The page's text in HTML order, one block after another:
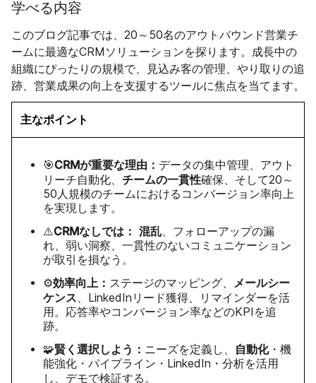
学べる内容
このブログ記事では、20～50名のアウトバウンド営業チ
ームに最適なCRMソリューションを探ります。成長中の
組織にぴったりの規模で、見込み客の管理、やり取りの追
跡、営業成果の向上を支援するツールに焦点を当てます。
主なポイント
🎯CRMが重要な理由： データの集中管理、アウト
リーチ自動化、 チームの一貫性確保、そして20～
50人規模のチームにおけるコンバージョン率向上
を実現します。
⚠️CRMなしでは： 混乱 、フォローアップの漏
れ、弱い洞察、一貫性のないコミュニケーション
が取引を損なう。
⚙️効率向上： ステージのマッピング、
メールシー
ケンス 、LinkedInリード獲得、リマインダーを活
用。応答率やコンバージョン率などのKPIを追
跡。
🧩賢く選択しよう： ニーズを定義し、 自動化・機
能強化・パイプライン・LinkedIn・分析を活用
し、 デモで検証する。